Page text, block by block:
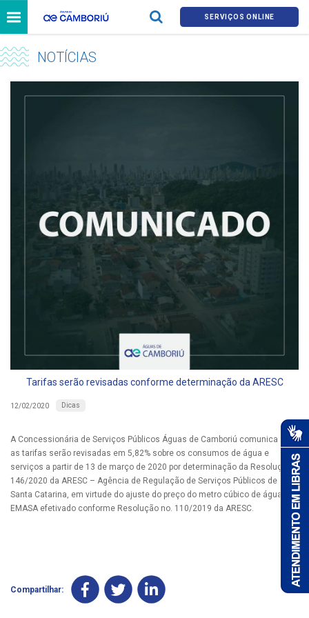
SERVIÇOS ONLINE
NOTÍCIAS
Tarifas serão revisadas conforme determinação da ARESC
12/02/2020 Dicas
A Concessionária de Serviços Públicos Águas de Camboriú comunica que
as tarifas serão revisadas em 5,82% sobre os consumos de água e
serviços a partir de 13 de março de 2020 por determinação da Resolução
146/2020 da ARESC – Agência de Regulação de Serviços Públicos de
Santa Catarina, em virtude do ajuste do preço do metro cúbico de água da
EMASA efetivado conforme Resolução no. 110/2019 da ARESC.
Compartilhar: